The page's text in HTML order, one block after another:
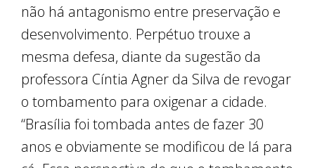
não há antagonismo entre preservação e
desenvolvimento. Perpétuo trouxe a
mesma defesa, diante da sugestão da
professora Cíntia Agner da Silva de revogar
o tombamento para oxigenar a cidade.
“Brasília foi tombada antes de fazer 30
anos e obviamente se modificou de lá para